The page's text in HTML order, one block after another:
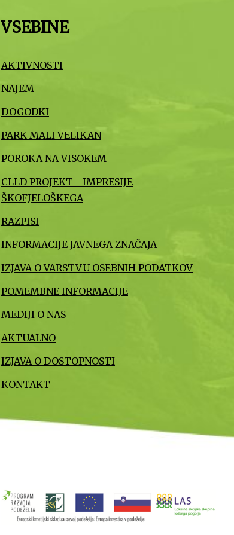
VSEBINE
AKTIVNOSTI
NAJEM
DOGODKI
PARK MALI VELIKAN
POROKA NA VISOKEM
CLLD PROJEKT - IMPRESIJE
ŠKOFJELOŠKEGA
RAZPISI
INFORMACIJE JAVNEGA ZNAČAJA
IZJAVA O VARSTVU OSEBNIH PODATKOV
POMEMBNE INFORMACIJE
MEDIJI O NAS
AKTUALNO
IZJAVA O DOSTOPNOSTI
KONTAKT